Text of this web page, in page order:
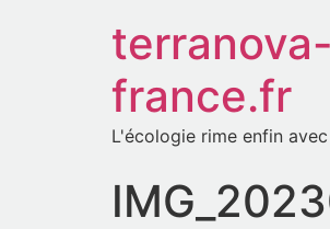
terranova-
france.fr
L'écologie rime enfin